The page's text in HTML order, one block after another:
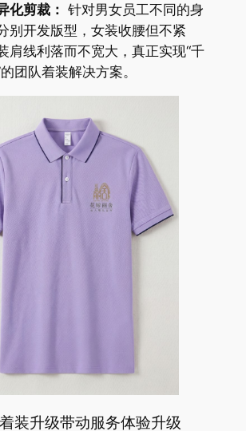
化剪裁： 针对男女员工不同的身
别开发版型，女装收腰但不紧
肩线利落而不宽大，真正实现“千
团队着装解决方案。
装升级带动服务体验升级